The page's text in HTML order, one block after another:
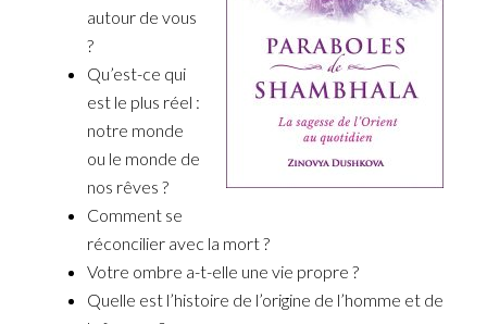
autour de vous
?
Qu’est-ce qui
est le plus réel :
notre monde
ou le monde de
nos rêves ?
Comment se
réconcilier avec la mort ?
Votre ombre a-t-elle une vie propre ?
Quelle est l’histoire de l’origine de l’homme et de